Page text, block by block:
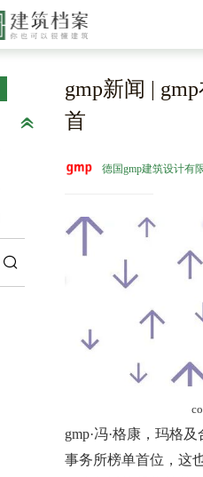
gmp新闻 |
首
德国gmp建筑设计有
gmp·冯·格康，玛格
事务所榜单首位，这